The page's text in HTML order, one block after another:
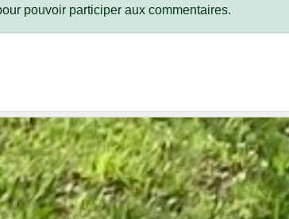
pouvoir participer aux commentaires.